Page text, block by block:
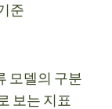
준
모델의 구분
보는 지표